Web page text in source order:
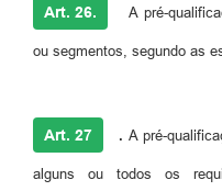
Art. 26. A pré-
ou segmentos, segundo as
Art. 27 . A pré-
alguns ou todos os